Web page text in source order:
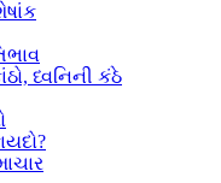
ધ્વનિની કંઠે